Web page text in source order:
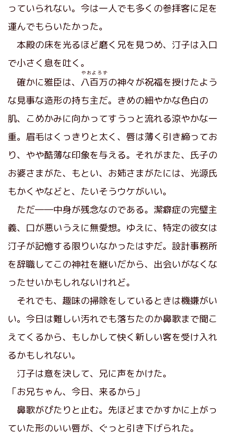
っていられない。今は一人でも多くの参拝客に足を
運んでもらいたかった。
本殿の床を光るほど磨く兄を見つめ、汀子は入口
で小さく息を吐く。
確かに雅臣は、 八百万
やおよろず
の神々が祝福を授けたよう
な見事な造形の持ち主だ。きめの細やかな色白の
肌、こめかみに向かってすうっと流れる涼やかな一
重。眉毛はくっきりと太く、唇は薄く引き締ってお
り、やや酷薄な印象を与える。それがまた、氏子の
お婆さまがた、もとい、お姉さまがたには、光源氏
もかくやなどと、たいそうウケがいい。
ただ――中身が残念なのである。潔癖症の完璧主
義、口が悪いうえに無愛想。ゆえに、特定の彼女は
汀子が記憶する限りいなかったはずだ。設計事務所
を辞職してこの神社を継いだから、出会いがなくな
ったせいかもしれないけれど。
それでも、趣味の掃除をしているときは機嫌がい
い。今日は難しい汚れでも落ちたのか鼻歌まで聞こ
えてくるから、もしかして快く新しい客を受け入れ
るかもしれない。
汀子は意を決して、兄に声をかけた。
「お兄ちゃん、今日、来るから」
鼻歌がぴたりと止む。先ほどまでかすかに上がっ
ていた形のいい唇が、ぐっと引き下げられた。